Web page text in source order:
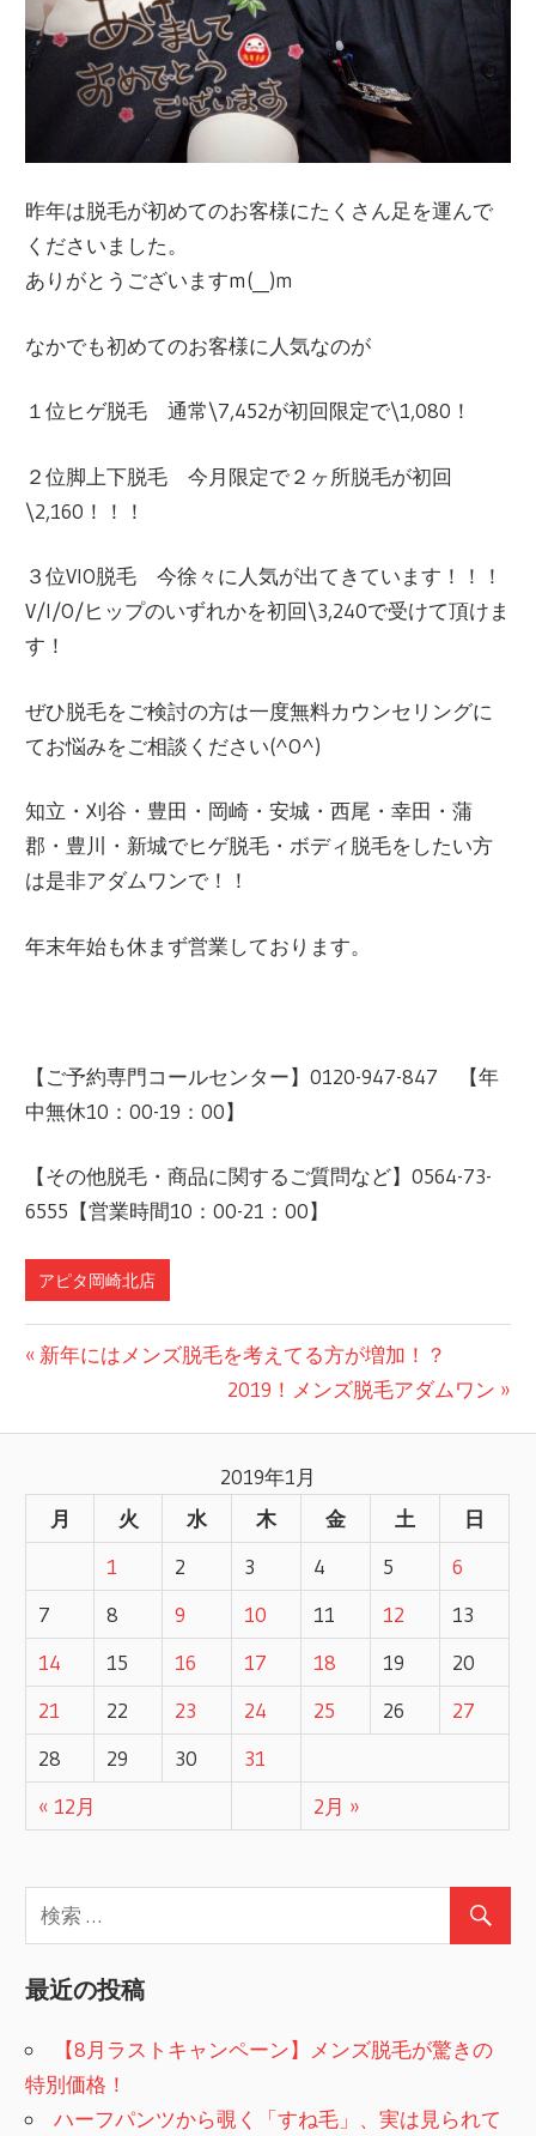
昨年は脱毛が初めてのお客様にたくさん足を運んで
くださいました。
ありがとうございますm(__)m
なかでも初めてのお客様に人気なのが
１位ヒゲ脱毛 通常\7,452が初回限定で\1,080！
２位脚上下脱毛 今月限定で２ヶ所脱毛が初回
\2,160！！！
３位VIO脱毛 今徐々に人気が出てきています！！！
V/I/O/ヒップのいずれかを初回\3,240で受けて頂けま
す！
ぜひ脱毛をご検討の方は一度無料カウンセリングに
てお悩みをご相談ください(^O^)
知立・刈谷・豊田・岡崎・安城・西尾・幸田・蒲
郡・豊川・新城でヒゲ脱毛・ボディ脱毛をしたい方
は是非アダムワンで！！
年末年始も休まず営業しております。
【ご予約専門コールセンター】0120-947-847 【年
中無休10：00-19：00】
【その他脱毛・商品に関するご質問など】0564-73-
6555【営業時間10：00-21：00】
アピタ岡崎北店
稿
ナ
ビ
ゲ
ー
シ
ョ
ン
前
新年にはメンズ脱毛を考えてる方が増加！？
次
事:
2019！メンズ脱毛アダムワン
2019年1月
月
火 水 木 金 土 日
« 12月 2月 »
1 2 3 4 5
6
7
8 9 10 11 12
13
14
15 16 17 18 19
20
21
22 23 24 25 26
27
28
29 30 31
最近の投稿
【8月ラストキャンペーン】メンズ脱毛が驚きの
特別価格！
ハーフパンツから覗く「すね毛」、実は見られて